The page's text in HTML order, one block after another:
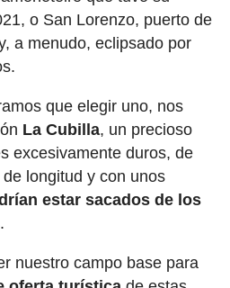
o San Lorenzo, puerto de
a menudo, eclipsado por
que elegir uno, nos
La Cubilla, un precioso
excesivamente duros, de
longitud y con unos
estar sacados de los
.
nuestro campo base para